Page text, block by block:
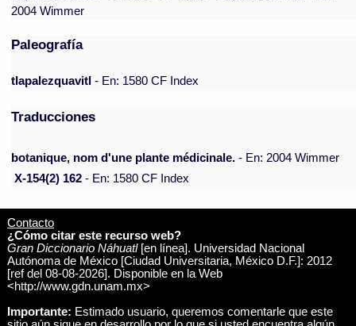
2004 Wimmer
Paleografía
tlapalezquavitl - En: 1580 CF Index
Traducciones
botanique, nom d'une plante médicinale. - En: 2004 Wimmer
X-154(2) 162 - En: 1580 CF Index
Contacto
¿Cómo citar este recurso web?
Gran Diccionario Náhuatl[en línea]. Universidad Nacional
Autónoma de México [Ciudad Universitaria, México D.F.]: 2012
[ref del 08-08-2026]. Disponible en la Web
<http://www.gdn.unam.mx>
Importante: Estimado usuario, queremos comentarle que este